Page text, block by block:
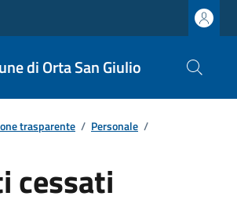
di Orta San Giulio
trasparente / Personale /
cessati